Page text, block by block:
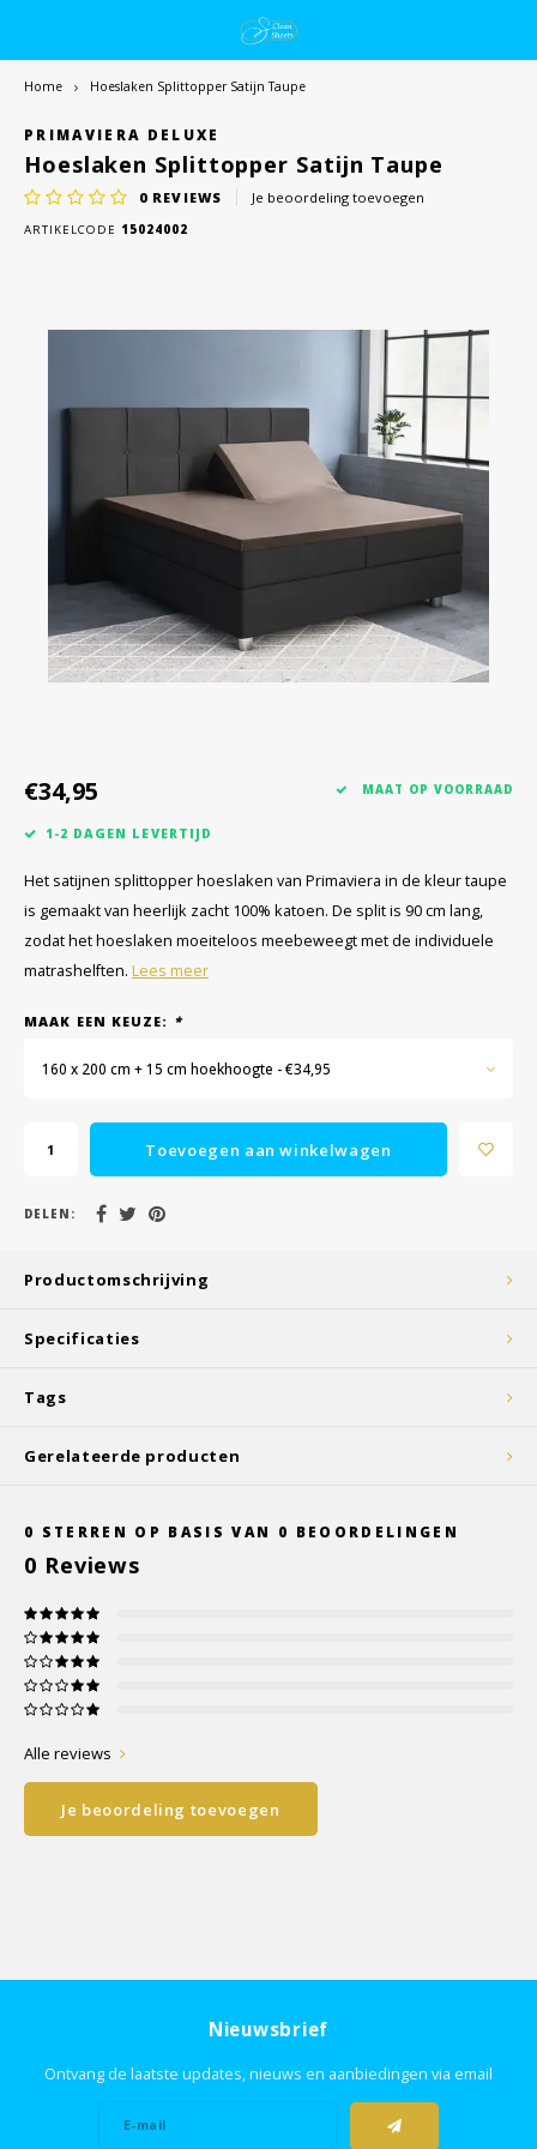
Home Hoeslaken Splittopper Satijn Taupe
PRIMAVIERA DELUXE
Hoeslaken Splittopper Satijn Taupe
0 REVIEWS Je beoordeling toevoegen
ARTIKELCODE 15024002
€34,95 MAAT OP VOORRAAD
1-2 DAGEN LEVERTIJD
Het satijnen splittopper hoeslaken van Primaviera in de kleur taupe
is gemaakt van heerlijk zacht 100% katoen. De split is 90 cm lang,
zodat het hoeslaken moeiteloos meebeweegt met de individuele
matrashelften. Lees meer
MAAK EEN KEUZE: *
160 x 200 cm + 15 cm hoekhoogte - €34,95
Toevoegen aan winkelwagen
DELEN:
Productomschrijving
Specificaties
Tags
Gerelateerde producten
0 STERREN OP BASIS VAN 0 BEOORDELINGEN
0 Reviews
Alle reviews
Je beoordeling toevoegen
Nieuwsbrief
Ontvang de laatste updates, nieuws en aanbiedingen via email